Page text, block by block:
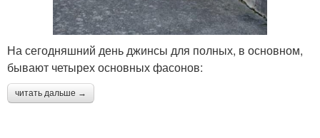
На сегодняшний день джинсы для полных, в основном,
бывают четырех основных фасонов:
читать дальше →